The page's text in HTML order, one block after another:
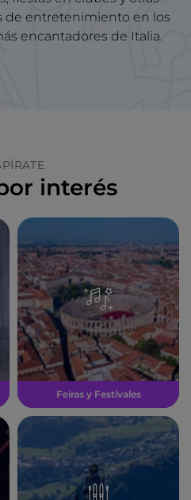
de entretenimiento en los
encantadores de Italia.
interés
Feiras y Festivales